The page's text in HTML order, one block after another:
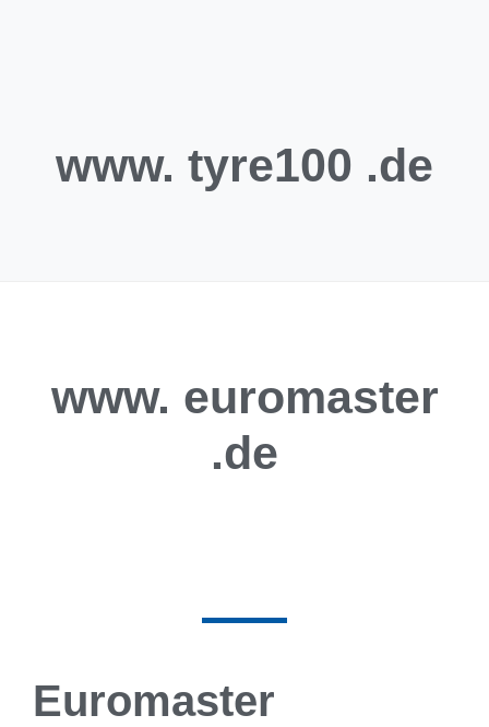
www. tyre100 .de
Euromaster
www. euromaster
.de